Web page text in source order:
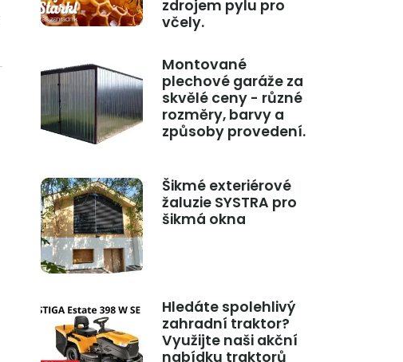
zdrojem pylu pro
včely.
Montované
plechové garáže za
skvělé ceny - různé
rozměry, barvy a
způsoby provedení.
Šikmé exteriérové
žaluzie SYSTRA pro
šikmá okna
Hledáte spolehlivý
zahradní traktor?
Využijte naši akční
nabídku traktorů